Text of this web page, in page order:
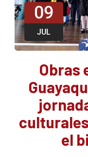
09
JUL
Obras
el